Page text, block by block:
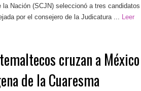
la Nación (SCJN) seleccionó a tres candidatos
por el consejero de la Judicatura ...
Leer
cruzan a México
de la Cuaresma